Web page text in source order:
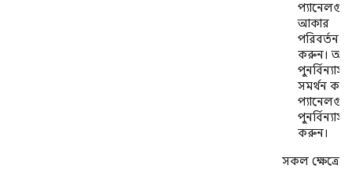
আকার
পরিবর্তন
করুন।
পুনর্বিন্যাস
সমর্থন
পুনর্বিন্যাস
করুন।
সকল ক্ষেত্রে